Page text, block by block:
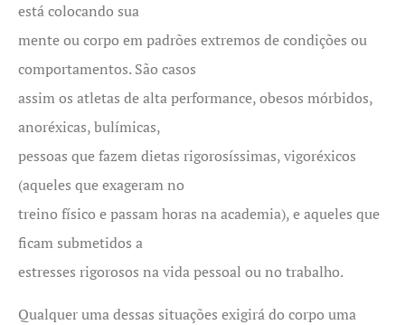
está colocando sua
mente ou corpo em padrões extremos de condições ou
comportamentos. São casos
assim os atletas de alta performance, obesos mórbidos,
anoréxicas, bulímicas,
pessoas que fazem dietas rigorosíssimas, vigoréxicos
(aqueles que exageram no
treino físico e passam horas na academia), e aqueles que
ficam submetidos a
estresses rigorosos na vida pessoal ou no trabalho.
Qualquer uma dessas situações exigirá do corpo uma